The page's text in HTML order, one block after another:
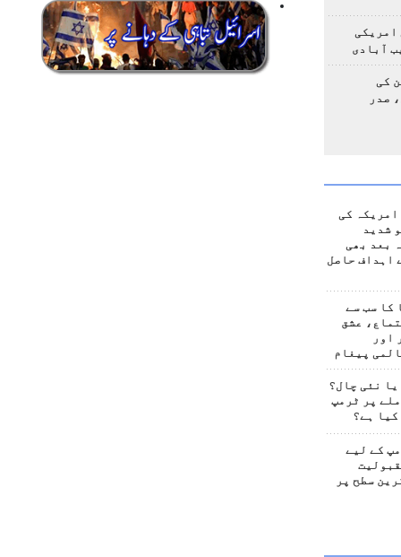
امریکی
آبادی
کی
صدر
امریکہ کی
شدید
بعد بھی
اہداف حاصل
کا سب سے
عشق
اور
پیغام
نئی چال؟
پر ٹرمپ
کیا ہے؟
کے لیے
سطح پر